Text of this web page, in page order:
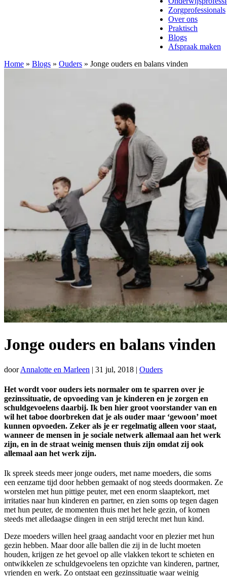
Zorgprofessionals
Over ons
Praktisch
Blogs
Afspraak maken
Home » Blogs » Ouders » Jonge ouders en balans vinden
Jonge ouders en balans vinden
doorAnnalotte en Marleen | 31 jul, 2018 | Ouders
Het wordt voor ouders iets normaler om te sparren over je
gezinssituatie, de opvoeding van je kinderen en je zorgen en
schuldgevoelens daarbij. Ik ben hier groot voorstander van en
wil het taboe doorbreken dat je als ouder maar ‘gewoon’ moet
kunnen opvoeden. Zeker als je er regelmatig alleen voor staat,
wanneer de mensen in je sociale netwerk allemaal aan het werk
zijn, en in de straat weinig mensen thuis zijn omdat zij ook
allemaal aan het werk zijn.
Ik spreek steeds meer jonge ouders, met name moeders, die soms
een eenzame tijd door hebben gemaakt of nog steeds doormaken. Ze
worstelen met hun pittige peuter, met een enorm slaaptekort, met
irritaties naar hun kinderen en partner, en zien soms op tegen dagen
met hun peuter, de momenten thuis met het hele gezin, of komen
steeds met alledaagse dingen in een strijd terecht met hun kind.
Deze moeders willen heel graag aandacht voor en plezier met hun
gezin hebben. Maar door alle ballen die zij in de lucht moeten
houden, krijgen ze het gevoel op alle vlakken tekort te schieten en
ontwikkelen ze schuldgevoelens ten opzichte van kinderen, partner,
vrienden en werk. Zo ontstaat een gezinssituatie waar weinig